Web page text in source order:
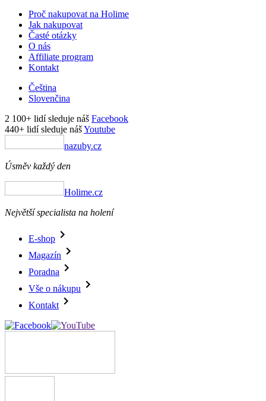
Proč nakupovat na Holime
Jak nakupovat
Časté otázky
O nás
Affiliate program
Kontakt
Čeština
Slovenčina
2 100+ lidí sleduje náš Facebook
440+ lidí sleduje nášYoutube
nazuby.cz
Úsměv každý den
Holime.cz
Největší specialista na holení
E-shop
Magazín
Poradna
Vše o nákupu
Kontakt